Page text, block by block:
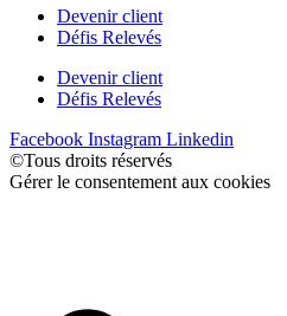
Devenir client
Défis Relevés
Devenir client
Défis Relevés
Facebook Instagram Linkedin
©Tous droits réservés
Gérer le consentement aux cookies